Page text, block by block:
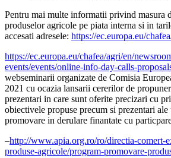
Pentru mai multe informatii privind masura
produselor agricole pe piata interna si in
accesati adresele: https://ec.europa.eu/
https://ec.europa.eu/chafea/agri/en/
events/events/online-info-day-calls-
webseminarii organizate de Comisia
2021 cu ocazia lansarii cererilor de
prezentari in care sunt oferite precizari cu
obiectivele propuse precum si prezentari
promovare in derulare finantate cu
–http://www.apia.org.ro/ro/directia-comert-
produse-agricole/program-promovare-